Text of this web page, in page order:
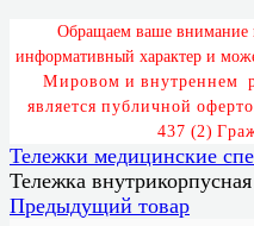
Обращаем ваше внимание
информативный характер и мож
Мировом и внутреннем
является публичной оферто
437 (2) Гра
Тележки медицинские
Тележка
Предыдущий товар